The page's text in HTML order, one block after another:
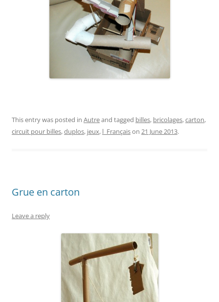
This entry was posted in Autreand tagged billes, bricolages,carton,
circuit pour billes,duplos, jeux, l_Françaison 21 June 2013.
Grue en carton
Leave a reply